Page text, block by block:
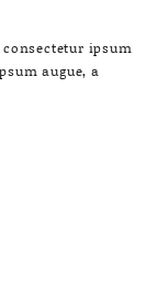
ipsum
augue, a